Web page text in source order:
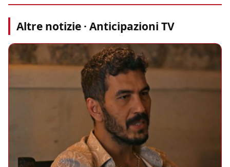
Altre notizie · Anticipazioni TV